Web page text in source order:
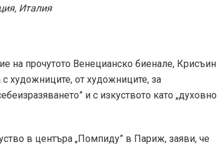
Италия
на прочутото Венецианско биенале, Крисъин
художниците, от художниците, за
и с изкуството като „духовно
в центъра „Помпиду” в Париж, заяви, че